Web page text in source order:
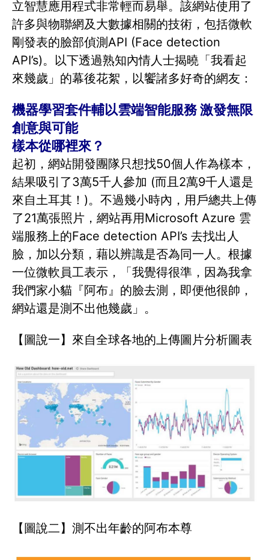
立智慧應用程式非常輕而易舉。該網站使用了
許多與物聯網及大數據相關的技術，包括微軟
剛發表的臉部偵測API (Face detection
API’s)。以下透過熟知內情人士揭曉「我看起
來幾歲」的幕後花絮，以饗諸多好奇的網友：
機器學習套件輔以雲端智能服務 激發無限
創意與可能
樣本從哪裡來？
起初，網站開發團隊只想找50個人作為樣本，
結果吸引了3萬5千人參加 (而且2萬9千人還是
來自土耳其！)。不過幾小時內，用戶總共上傳
了21萬張照片，網站再用Microsoft Azure 雲
端服務上的Face detection API’s 去找出人
臉，加以分類，藉以辨識是否為同一人。根據
一位微軟員工表示，「我覺得很準，因為我拿
我們家小貓『阿布』的臉去測，即便他很帥，
網站還是測不出他幾歲」。
【圖說一】來自全球各地的上傳圖片分析圖表
【圖說二】測不出年齡的阿布本尊